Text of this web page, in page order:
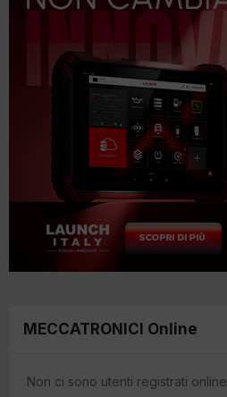
MECCATRONICI Online
Non ci sono utenti registrati online